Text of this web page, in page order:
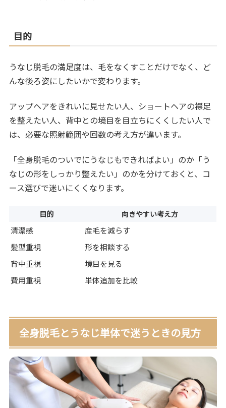
目的
うなじ脱毛の満足度は、毛をなくすことだけでなく、ど
んな後ろ姿にしたいかで変わります。
アップヘアをきれいに見せたい人、ショートヘアの襟足
を整えたい人、背中との境目を目立ちにくくしたい人で
は、必要な照射範囲や回数の考え方が違います。
「全身脱毛のついでにうなじもできればよい」のか「う
なじの形をしっかり整えたい」のかを分けておくと、コ
ース選びで迷いにくくなります。
目的 向きやすい考え方
清潔感
産毛を減らす
髪型重視
形を相談する
背中重視
境目を見る
費用重視
単体追加を比較
全身脱毛とうなじ単体で迷うときの見方